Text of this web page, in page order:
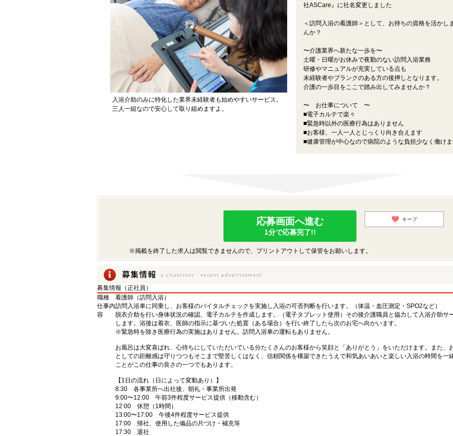
入浴介助のみに特化した業界未経験者も始めやすいサービス。
三人一組なので安心して取り組めますよ。
社ASCare』に社名変更しました
＜訪問入浴の看護師＞として、お持ちの資格を活かし
んか？
〜介護業界へ新たな一歩を〜
土曜・日曜がお休みで夜勤のない訪問入浴業務
研修やマニュアルが充実している点も
未経験者やブランクのある方の後押しとなります。
介護の一歩目をここで踏み出してみませんか？
〜 お仕事について 〜
■電子カルテで楽々
■緊急時以外の医療行為はありません
■お客様、一人一人とじっくり向き合えます
■健康管理が中心なので病院のような負担少なく働け
応募画面へ進む
1分で応募完了!!
キープ
※掲載を終了した求人は閲覧できませんので、プリントアウトして保管をお願いします。
募集情報（正社員）
職種
看護師（訪問入浴）
仕事内
容
訪問入浴車に同乗し、お客様のバイタルチェックを実施し入浴の可否判断を行います。（体温・血圧測定・SPO2など）
脱衣介助を行い身体状況の確認、電子カルテを作成します。（電子タブレット使用）その後介護職員と協力して入浴介助サ
します。浴後は着衣、医師の指示に基づいた処置（ある場合）を行い終了したら次のお宅へ向かいます。
※緊急時を除き医療行為の実施はありません。訪問入浴車の運転もありません。
お風呂は大変喜ばれ、心待ちにしていただいている分たくさんのお客様から笑顔と「ありがとう」をいただけます。また、
としての距離感は守りつつもそこまで堅苦しくはなく、信頼関係を構築できたうえで和気あいあいと楽しい入浴の時間を一
ことがこの仕事の良さの一つでもあります。
【1日の流れ（日によって変動あり）】
8:30 各事業所へ出社後、朝礼・事業所出発
9:00〜12:00 午前3件程度サービス提供（移動含む）
12:00 休憩（1時間）
13:00〜17:00 午後4件程度サービス提供
17:00 帰社、使用した備品の片づけ・補充等
17:30 退社